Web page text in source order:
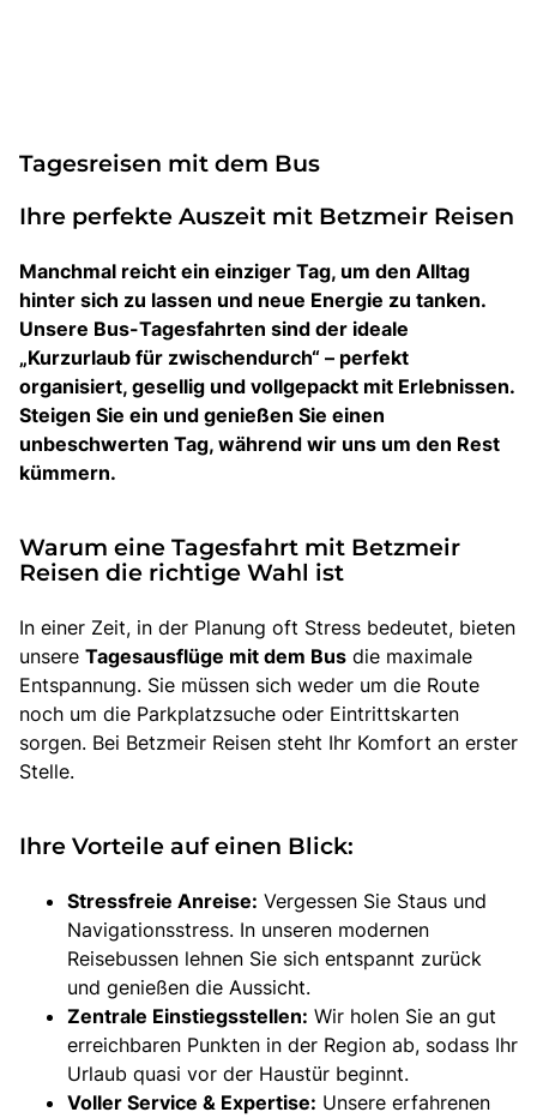
Tagesreisen mit dem Bus
Ihre perfekte Auszeit mit Betzmeir Reisen
Manchmal reicht ein einziger Tag, um den Alltag
hinter sich zu lassen und neue Energie zu tanken.
Unsere Bus-Tagesfahrten sind der ideale
„Kurzurlaub für zwischendurch“ – perfekt
organisiert, gesellig und vollgepackt mit Erlebnissen.
Steigen Sie ein und genießen Sie einen
unbeschwerten Tag, während wir uns um den Rest
kümmern.
Warum eine Tagesfahrt mit Betzmeir
Reisen die richtige Wahl ist
In einer Zeit, in der Planung oft Stress bedeutet, bieten
unsere Tagesausflüge mit dem Bus die maximale
Entspannung. Sie müssen sich weder um die Route
noch um die Parkplatzsuche oder Eintrittskarten
sorgen. Bei Betzmeir Reisen steht Ihr Komfort an erster
Stelle.
Ihre Vorteile auf einen Blick:
Stressfreie Anreise: Vergessen Sie Staus und
Navigationsstress. In unseren modernen
Reisebussen lehnen Sie sich entspannt zurück
und genießen die Aussicht.
Zentrale Einstiegsstellen: Wir holen Sie an gut
erreichbaren Punkten in der Region ab, sodass Ihr
Urlaub quasi vor der Haustür beginnt.
Voller Service & Expertise: Unsere erfahrenen